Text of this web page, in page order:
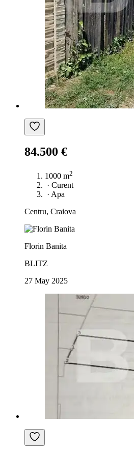
84.500 €
1000 m2
· Curent
· Apa
Centru, Craiova
Florin Banita
BLITZ
27 May 2025